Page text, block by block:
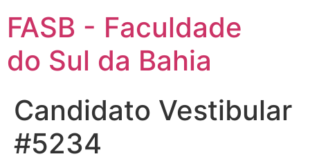
FASB - Faculdade
do Sul da Bahia
Candidato Vestibular
#5234